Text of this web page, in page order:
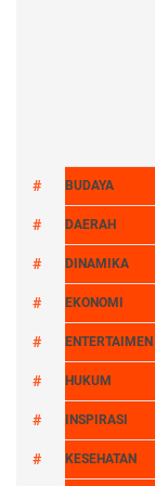
BUDAYA
DAERAH
DINAMIKA
EKONOMI
ENTERTAIMEN
HUKUM
INSPIRASI
KESEHATAN